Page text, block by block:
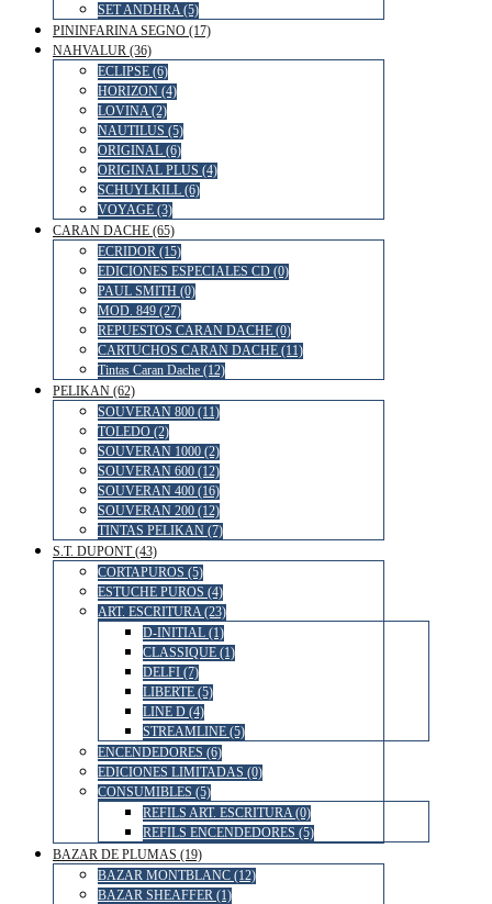
SET ANDHRA (5)
PININFARINA SEGNO (17)
NAHVALUR (36)
ECLIPSE (6)
HORIZON (4)
LOVINA (2)
NAUTILUS (5)
ORIGINAL (6)
ORIGINAL PLUS (4)
SCHUYLKILL (6)
VOYAGE (3)
CARAN DACHE (65)
ECRIDOR (15)
EDICIONES ESPECIALES CD (0)
PAUL SMITH (0)
MOD. 849 (27)
REPUESTOS CARAN DACHE (0)
CARTUCHOS CARAN DACHE (11)
Tintas Caran Dache (12)
PELIKAN (62)
SOUVERAN 800 (11)
TOLEDO (2)
SOUVERAN 1000 (2)
SOUVERAN 600 (12)
SOUVERAN 400 (16)
SOUVERAN 200 (12)
TINTAS PELIKAN (7)
S.T. DUPONT (43)
CORTAPUROS (5)
ESTUCHE PUROS (4)
ART. ESCRITURA (23)
D-INITIAL (1)
CLASSIQUE (1)
DELFI (7)
LIBERTE (5)
LINE D (4)
STREAMLINE (5)
ENCENDEDORES (6)
EDICIONES LIMITADAS (0)
CONSUMIBLES (5)
REFILS ART. ESCRITURA (0)
REFILS ENCENDEDORES (5)
BAZAR DE PLUMAS (19)
BAZAR MONTBLANC (12)
BAZAR SHEAFFER (1)